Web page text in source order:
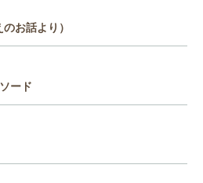
お話より）
ード